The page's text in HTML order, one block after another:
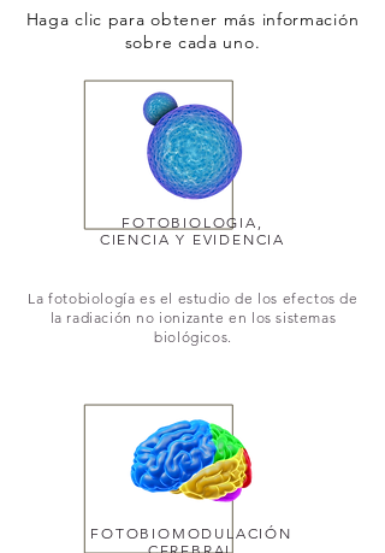
Haga clic para obtener más información
sobre cada uno.
FOTOBIOLOGIA,
CIENCIA Y EVIDENCIA
La fotobiología es el estudio de los efectos de
la radiación no ionizante en los sistemas
biológicos.
FOTOBIOMODULACIÓN